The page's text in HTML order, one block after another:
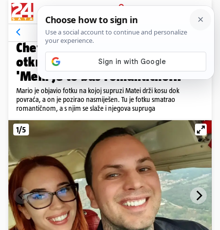
PRIJAVA
Galerija Komentari
ZAJEDNO SU SE DOGOVORILI
Chef Mandarić o fotki kojom je
otkrio da mu je supruga trudna:
'Meni je to baš romantično...'
Mario je objavio fotku na kojoj supruzi Matei drži kosu dok
povraća, a on je pozirao nasmiješen. Tu je fotku smatrao
romantičnom, a s njim se slaže i njegova supruga
1/5